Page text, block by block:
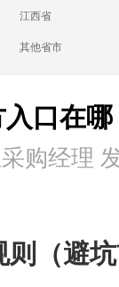
江西省
其他省市
口在
购经理
则（避